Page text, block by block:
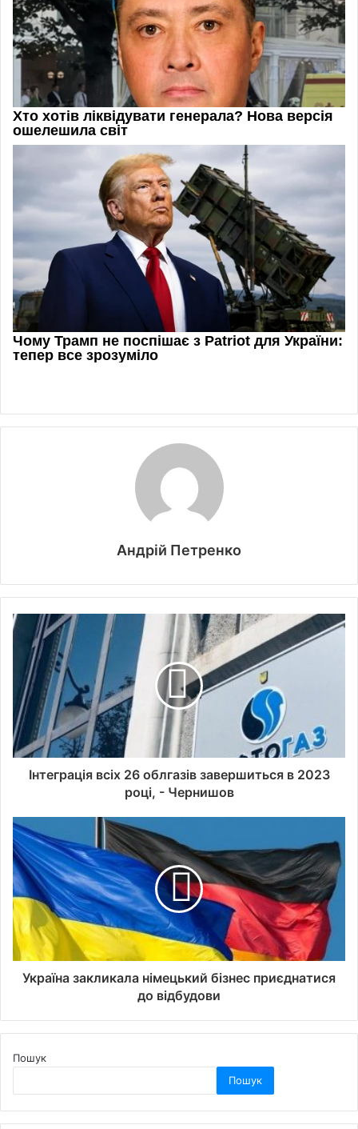
Андрій Петренко
Інтеграція всіх 26 облгазів завершиться в 2023
році, - Чернишов
Україна закликала німецький бізнес приєднатися
до відбудови
Пошук
Пошук